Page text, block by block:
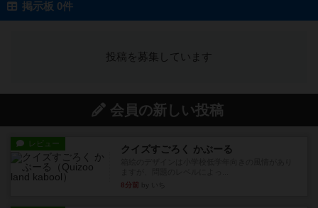
掲示板 0件
投稿を募集しています
会員の新しい投稿
レビュー クイズすごろく かぶーる
8分前